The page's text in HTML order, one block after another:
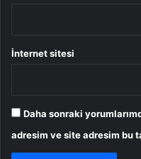
İnternet sitesi
Daha sonraki
adresim ve site adresim bu